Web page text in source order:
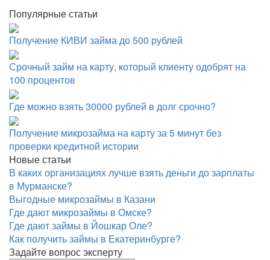
Популярные статьи
Получение КИВИ займа до 500 рублей
Срочный займ на карту, который клиенту одобрят на
100 процентов
Где можно взять 30000 рублей в долг срочно?
Получение микрозайма на карту за 5 минут без
проверки кредитной истории
Новые статьи
В каких организациях лучше взять деньги до зарплаты
в Мурманске?
Выгодные микрозаймы в Казани
Где дают микрозаймы в Омске?
Где дают займы в Йошкар Оле?
Как получить займы в Екатеринбурге?
Задайте вопрос эксперту